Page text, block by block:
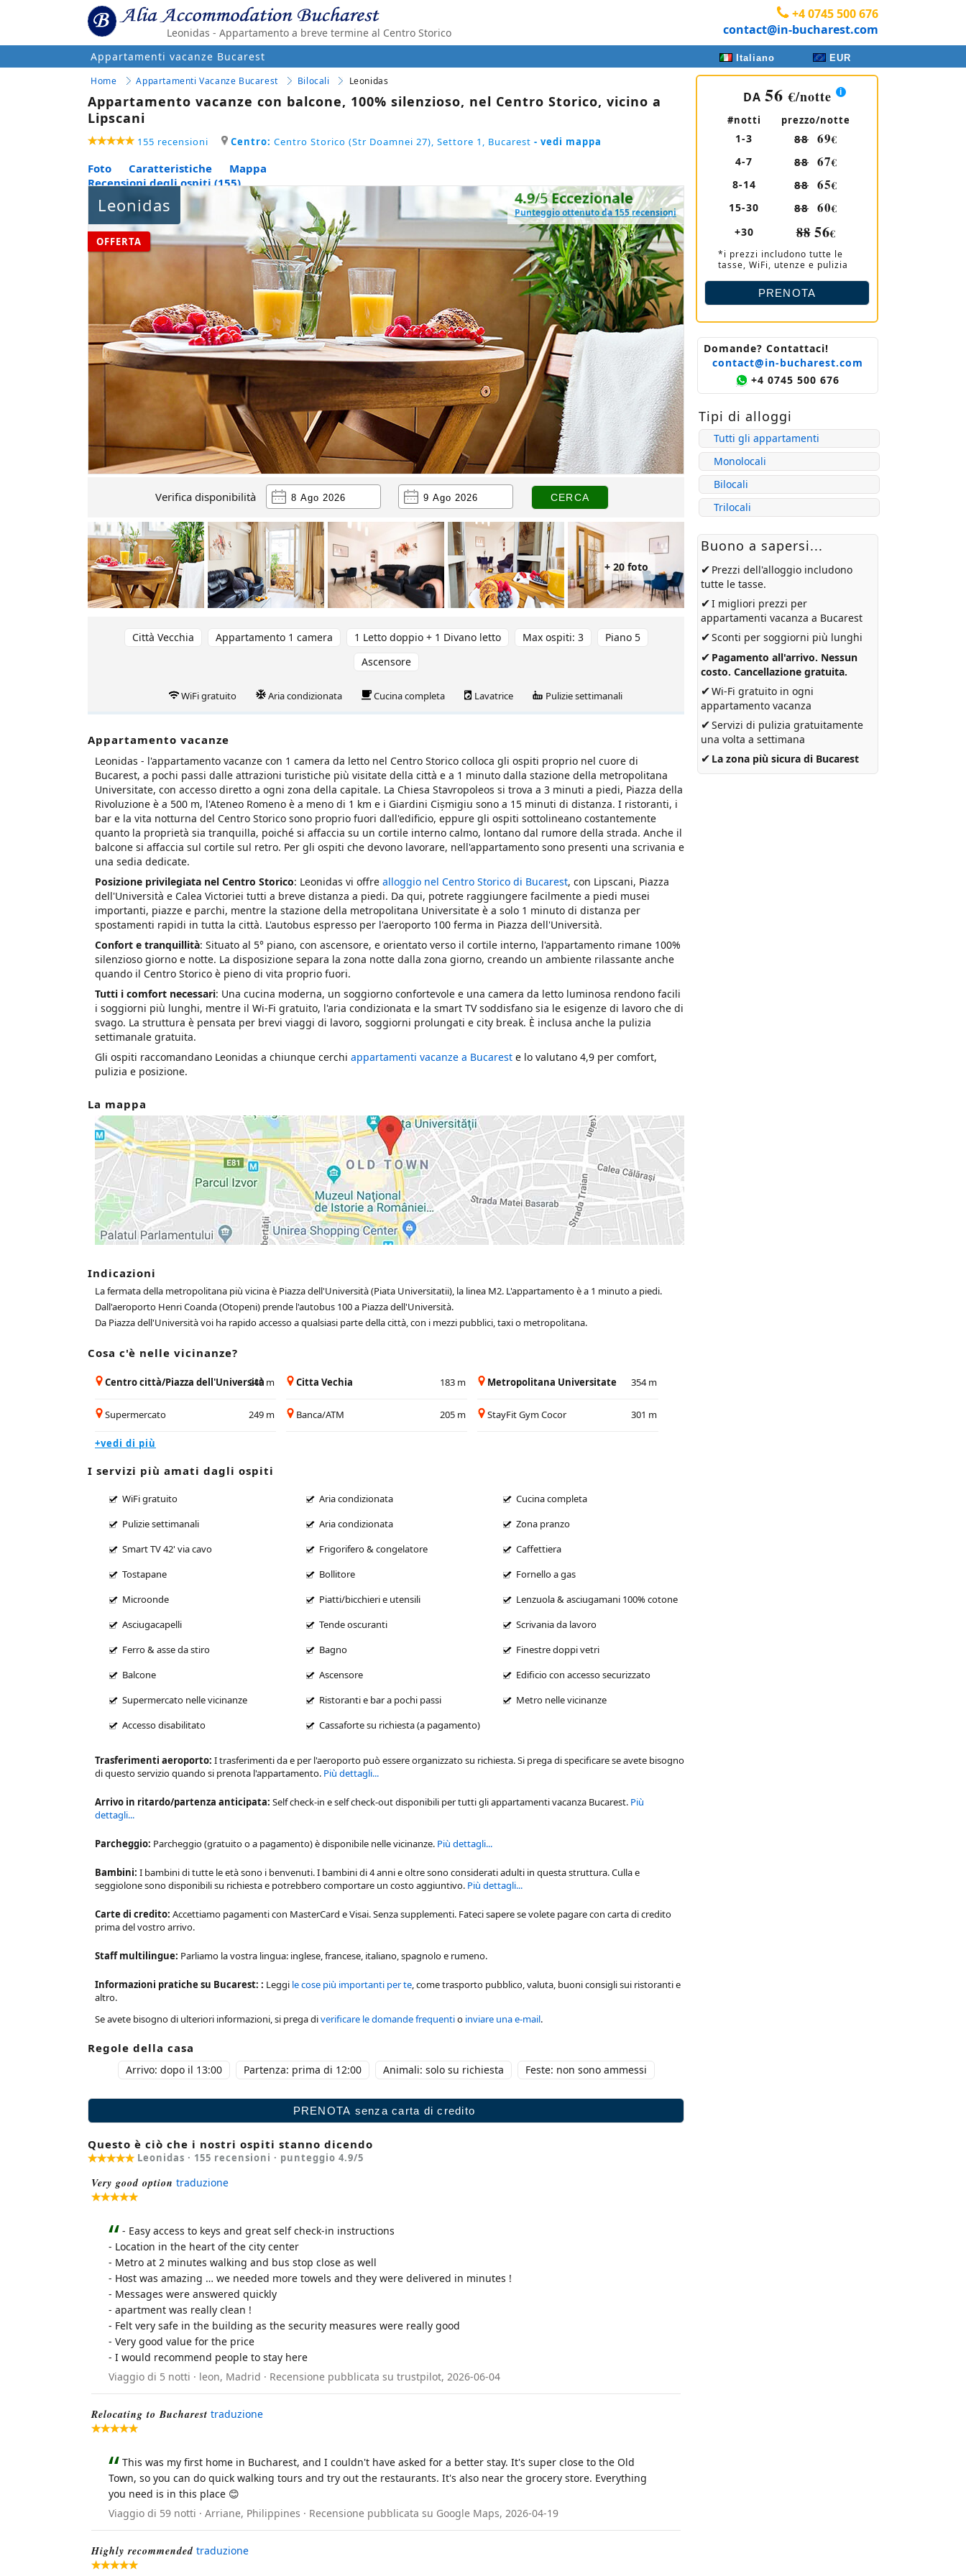
Leonidas - Appartamento a breve termine al Centro Storico
+4 0745 500 676
contact@in-bucharest.com
Appartamenti vacanze Bucarest Italiano EUR
Home Appartamenti Vacanze Bucarest Bilocali Leonidas
Appartamento vacanze con balcone, 100% silenzioso, nel Centro Storico, vicino a
Lipscani
155 recensioni Centro: Centro Storico (Str Doamnei 27), Settore 1, Bucarest - vedi mappa
Foto Caratteristiche
Mappa
Recensioni degli ospiti (155)
Leonidas 4.9/5Eccezionale
Punteggio ottenuto da 155 recensioni
OFFERTA
Verifica disponibilità
+ 20 foto
Città Vecchia Appartamento 1 camera 1 Letto doppio + 1 Divano letto Max ospiti: 3
Piano 5
Ascensore
WiFi gratuito Aria condizionata Cucina completa Lavatrice Pulizie settimanali
Appartamento vacanze
Leonidas - l'appartamento vacanze con 1 camera da letto nel Centro Storico colloca gli ospiti proprio nel cuore di
Bucarest, a pochi passi dalle attrazioni turistiche più visitate della città e a 1 minuto dalla stazione della metropolitana
Universitate, con accesso diretto a ogni zona della capitale. La Chiesa Stavropoleos si trova a 3 minuti a piedi, Piazza della
Rivoluzione è a 500 m, l'Ateneo Romeno è a meno di 1 km e i Giardini Cișmigiu sono a 15 minuti di distanza. I ristoranti, i
bar e la vita notturna del Centro Storico sono proprio fuori dall'edificio, eppure gli ospiti sottolineano costantemente
quanto la proprietà sia tranquilla, poiché si affaccia su un cortile interno calmo, lontano dal rumore della strada. Anche il
balcone si affaccia sul cortile sul retro. Per gli ospiti che devono lavorare, nell'appartamento sono presenti una scrivania e
una sedia dedicate.
Posizione privilegiata nel Centro Storico: Leonidas vi offre alloggio nel Centro Storico di Bucarest, con Lipscani, Piazza
dell'Università e Calea Victoriei tutti a breve distanza a piedi. Da qui, potrete raggiungere facilmente a piedi musei
importanti, piazze e parchi, mentre la stazione della metropolitana Universitate è a solo 1 minuto di distanza per
spostamenti rapidi in tutta la città. L'autobus espresso per l'aeroporto 100 ferma in Piazza dell'Università.
Confort e tranquillità: Situato al 5° piano, con ascensore, e orientato verso il cortile interno, l'appartamento rimane 100%
silenzioso giorno e notte. La disposizione separa la zona notte dalla zona giorno, creando un ambiente rilassante anche
quando il Centro Storico è pieno di vita proprio fuori.
Tutti i comfort necessari: Una cucina moderna, un soggiorno confortevole e una camera da letto luminosa rendono facili
i soggiorni più lunghi, mentre il Wi‑Fi gratuito, l'aria condizionata e la smart TV soddisfano sia le esigenze di lavoro che di
svago. La struttura è pensata per brevi viaggi di lavoro, soggiorni prolungati e city break. È inclusa anche la pulizia
settimanale gratuita.
Gli ospiti raccomandano Leonidas a chiunque cerchi appartamenti vacanze a Bucarest e lo valutano 4,9 per comfort,
pulizia e posizione.
La mappa
Indicazioni
La fermata della metropolitana più vicina è Piazza dell'Università (Piata Universitatii), la linea M2. L'appartamento è a 1 minuto a piedi.
Dall'aeroporto Henri Coanda (Otopeni) prende l'autobus 100 a Piazza dell'Università.
Da Piazza dell'Università voi ha rapido accesso a qualsiasi parte della città, con i mezzi pubblici, taxi o metropolitana.
Cosa c'è nelle vicinanze?
Centro città/Piazza dell'Università
249 m Citta Vechia 183 m Metropolitana Universitate 354 m
Supermercato 249 m Banca/ATM 205 m StayFit Gym Cocor 301 m
+vedi di più
I servizi più amati dagli ospiti
WiFi gratuito Aria condizionata
Cucina completa
Pulizie settimanali
Aria condizionata
Zona pranzo
Smart TV 42' via cavo
Frigorifero & congelatore
Caffettiera
Tostapane
Bollitore
Fornello a gas
Microonde
Piatti/bicchieri e utensili
Lenzuola & asciugamani 100% cotone
Asciugacapelli
Tende oscuranti
Scrivania da lavoro
Ferro & asse da stiro
Bagno
Finestre doppi vetri
Balcone
Ascensore
Edificio con accesso securizzato
Supermercato nelle vicinanze
Ristoranti e bar a pochi passi
Metro nelle vicinanze
Accesso disabilitato
Cassaforte su richiesta (a pagamento)
Trasferimenti aeroporto: I trasferimenti da e per l'aeroporto può essere organizzato su richiesta. Si prega di specificare se avete bisogno
di questo servizio quando si prenota l'appartamento. Più dettagli...
Arrivo in ritardo/partenza anticipata: Self check-in e self check-out disponibili per tutti gliappartamenti vacanza Bucarest. Più
dettagli...
Parcheggio: Parcheggio (gratuito o a pagamento) è disponibile nelle vicinanze. Più dettagli...
Bambini: I bambini di tutte le età sono i benvenuti. I bambini di 4 anni e oltre sono considerati adulti in questa struttura. Culla e
seggiolone sono disponibili su richiesta e potrebbero comportare un costo aggiuntivo. Più dettagli...
Carte di credito: Accettiamo pagamenti con MasterCard e Visai. Senza supplementi. Fateci sapere se volete pagare con carta di credito
prima del vostro arrivo.
Staff multilingue: Parliamo la vostra lingua: inglese, francese, italiano, spagnolo e rumeno.
Informazioni pratiche su Bucarest: : Leggi le cose più importanti per te, come trasporto pubblico, valuta, buoni consigli sui ristoranti e
altro.
Se avete bisogno di ulteriori informazioni, si prega diverificare le domande frequentio inviare una e-mail.
Regole della casa
Arrivo: dopo il 13:00 Partenza: prima di 12:00 Animali: solo su richiesta Feste: non sono ammessi
Questo è ciò che i nostri ospiti stanno dicendo
Leonidas · 155 recensioni · punteggio 4.9/5
Very good option traduzione
- Easy access to keys and great self check-in instructions
- Location in the heart of the city center
- Metro at 2 minutes walking and bus stop close as well
- Host was amazing … we needed more towels and they were delivered in minutes !
- Messages were answered quickly
- apartment was really clean !
- Felt very safe in the building as the security measures were really good
- Very good value for the price
- I would recommend people to stay here
Viaggio di 5 notti · leon, Madrid · Recensione pubblicata su trustpilot, 2026-06-04
Relocating to Bucharest traduzione
This was my first home in Bucharest, and I couldn't have asked for a better stay. It's super close to the Old
Town, so you can do quick walking tours and try out the restaurants. It's also near the grocery store. Everything
you need is in this place 😊
Viaggio di 59 notti · Arriane, Philippines · Recensione pubblicata su Google Maps, 2026-04-19
Highly recommended traduzione
DA 56 €/notte
#notti prezzo/notte
1-3 88 69€
4-7 88 67€
8-14 88 65€
15-30 88 60€
+30 88 56€
*i prezzi includono tutte le
tasse, WiFi, utenze e pulizia
Domande? Contattaci!
contact@in-bucharest.com
+4 0745 500 676
Tipi di alloggi
Tutti gli appartamenti
Monolocali
Bilocali
Trilocali
Buono a sapersi...
✔ Prezzi dell'alloggio includono
tutte le tasse.
✔I migliori prezzi per
appartamenti vacanza a Bucarest
✔Sconti per soggiorni più lunghi
✔ Pagamento all'arrivo. Nessun
costo. Cancellazione gratuita.
✔Wi-Fi gratuito in ogni
appartamento vacanza
✔Servizi di pulizia gratuitamente
una volta a settimana
✔ La zona più sicura di Bucarest